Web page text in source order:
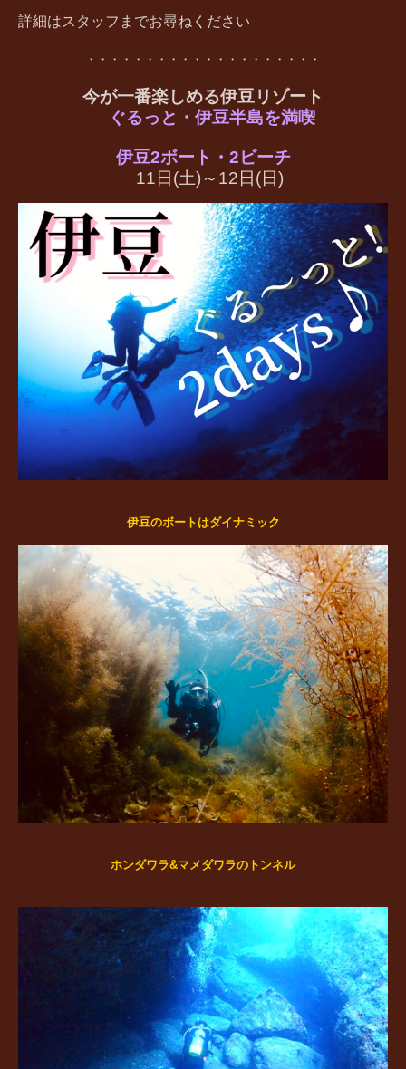
詳細はスタッフまでお尋ねください
・・・・・・・・・・・・・・・・・・・・
今が一番楽しめる伊豆リゾート
ぐるっと・伊豆半島を満喫
伊豆2ボート・2ビーチ
11日(土)～12日(日)
伊豆のボートはダイナミック
ホンダワラ&マメダワラのトンネル